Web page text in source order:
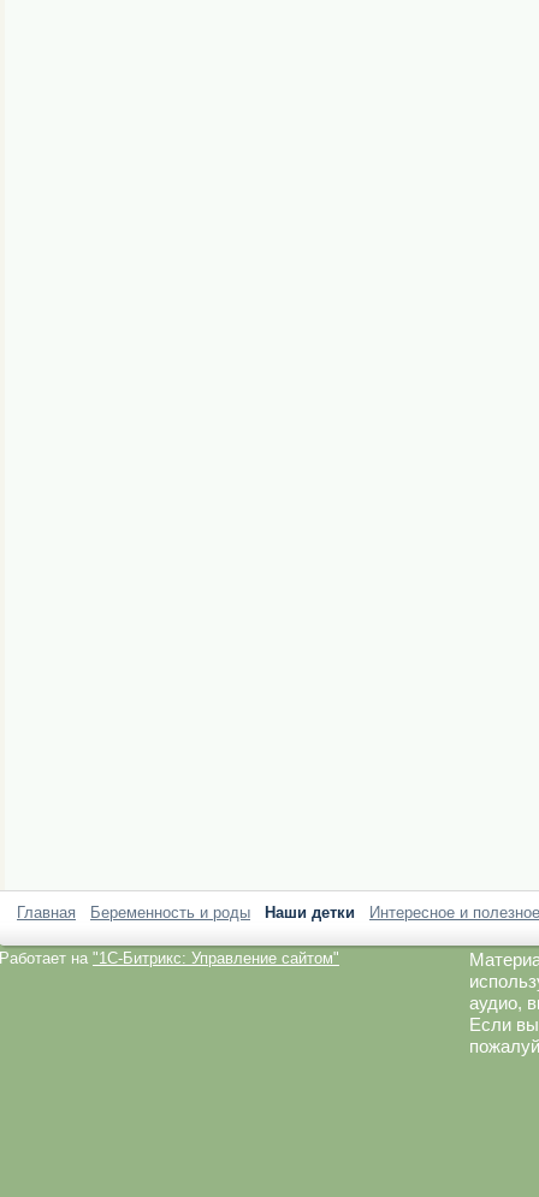
Главная Беременность и роды Наши детки Интересное и полезное
Работает на "1C-Битрикс: Управление сайтом"
аудио,
Если вы